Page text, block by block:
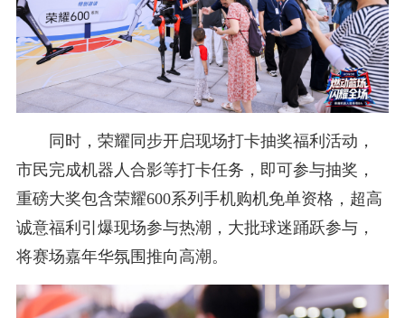
同时，荣耀同步开启现场打卡抽奖福利活动，
市民完成机器人合影等打卡任务，即可参与抽奖，
重磅大奖包含荣耀600系列手机购机免单资格，超高
诚意福利引爆现场参与热潮，大批球迷踊跃参与，
将赛场嘉年华氛围推向高潮。